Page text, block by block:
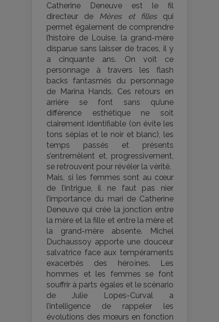
Catherine Deneuve est le fil
directeur de Mères et fillesqui
permet également de comprendre
l’histoire de Louise, la grand-mère
disparue sans laisser de traces, il y
a cinquante ans. On voit ce
personnage à travers les flash
backs fantasmés du personnage
de Marina Hands. Ces retours en
arrière se font sans qu’une
différence esthétique ne soit
clairement identifiable (on évite les
tons sépias et le noir et blanc), les
temps passés et présents
s’entremêlent et, progressivement,
se retrouvent pour révéler la vérité.
Mais, si les femmes sont au cœur
de l’intrigue, il ne faut pas nier
l’importance du mari de Catherine
Deneuve qui crée la jonction entre
la mère et la fille et entre la mère et
la grand-mère absente. Michel
Duchaussoy apporte une douceur
salvatrice face aux tempéraments
exacerbés des héroïnes. Les
hommes et les femmes se font
souffrir à parts égales et le scénario
de Julie Lopes-Curval a
l’intelligence de rappeler les
évolutions des mœurs en fonction